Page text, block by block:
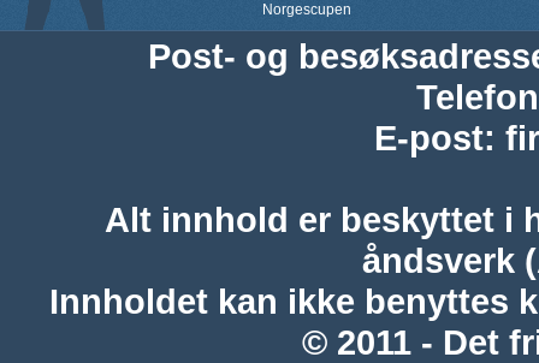
Norgescupen
Post- og
Telefon
E-post:
Alt innhold er beskyttet i
åndsverk
Innholdet kan ikke benyttes
© 2011 - Det